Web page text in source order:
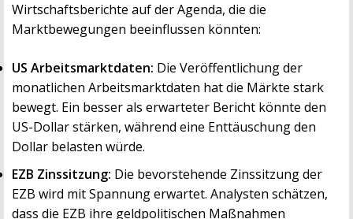
Wirtschaftsberichte auf der Agenda, die die
Marktbewegungen beeinflussen könnten:
US Arbeitsmarktdaten: Die Veröffentlichung der
monatlichen Arbeitsmarktdaten hat die Märkte stark
bewegt. Ein besser als erwarteter Bericht könnte den
US-Dollar stärken, während eine Enttäuschung den
Dollar belasten würde.
EZB Zinssitzung: Die bevorstehende Zinssitzung der
EZB wird mit Spannung erwartet. Analysten schätzen,
dass die EZB ihre geldpolitischen Maßnahmen